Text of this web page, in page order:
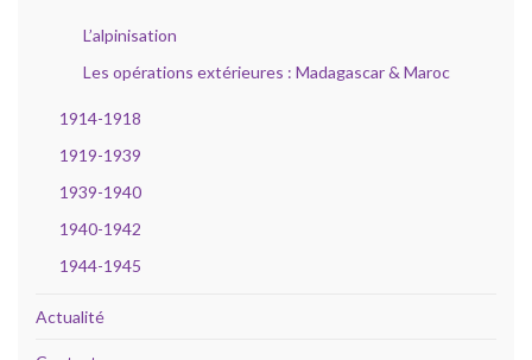
L’alpinisation
Les opérations extérieures : Madagascar & Maroc
1914-1918
1919-1939
1939-1940
1940-1942
1944-1945
Actualité